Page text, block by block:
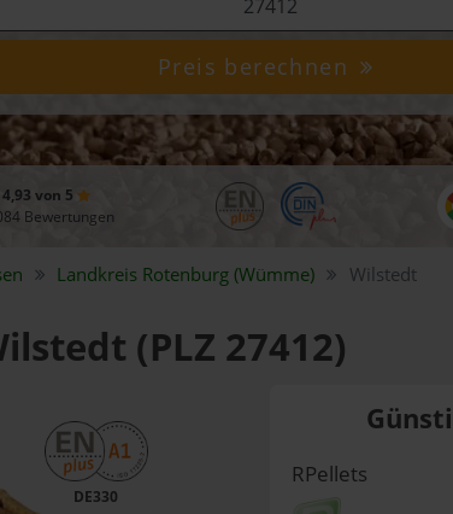
Preis berechnen
4,93 von 5
Bewertungen
Landkreis Rotenburg (Wümme) Wilstedt
(PLZ 27412)
DE330
RPellets